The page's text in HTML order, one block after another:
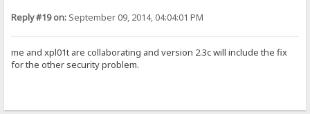
Reply #19 on: September 09, 2014, 04:04:01 PM
me and xpl01t are collaborating and version 2.3c will include the fix
for the other security problem.